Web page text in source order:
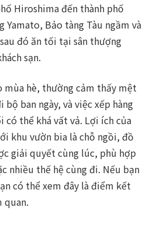
Hiroshima đến thành phố
Yamato, Bảo tàng Tàu ngầm và
đó ăn tối tại sân thượng
sạn.
mùa hè, thường cảm thấy mệt
ban ngày, và việc xếp hàng
có thể khá vất vả. Lợi ích của
khu vườn bia là chỗ ngồi, đồ
giải quyết cùng lúc, phù hợp
nhiều thế hệ cùng đi. Nếu bạn
có thể xem đây là điểm kết
quan.